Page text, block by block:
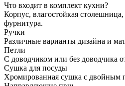
Что входит в комплект кухни?
Корпус, влагостойкая
фурнитура.
Ручки
Различные варианты дизайна и
Петли
С доводчиком или без доводчика
Сушка для посуды
Хромированная сушка с двойным